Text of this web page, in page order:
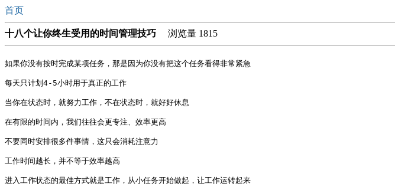
首页
十八个让你终生受用的时间管理技巧 浏览量 1815
如果你没有按时完成某项任务，那是因为你没有把这个任务看得非常紧急
每天只计划4-5小时用于真正的工作
当你在状态时，就努力工作，不在状态时，就好好休息
在有限的时间内，我们往往会更专注、效率更高
不要同时安排很多件事情，这只会消耗注意力
工作时间越长，并不等于效率越高
进入工作状态的最佳方式就是工作，从小任务开始做起，让工作运转起来